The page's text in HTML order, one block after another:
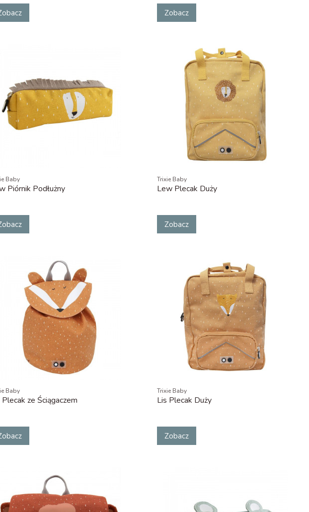
Zobacz
Baby
Piórnik Podłużny
Trixie Baby
Lew Plecak Duży
Zobacz
Baby
Plecak ze Ściągaczem
Trixie Baby
Lis Plecak Duży
Zobacz